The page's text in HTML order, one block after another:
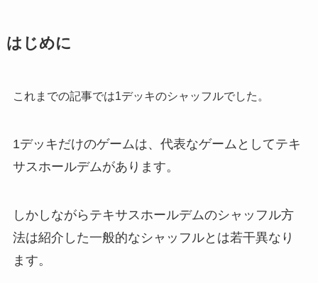
はじめに
これまでの記事では1デッキのシャッフルでした。
1デッキだけのゲームは、代表なゲームとしてテキ
サスホールデムがあります。
しかしながらテキサスホールデムのシャッフル方
法は紹介した一般的なシャッフルとは若干異なり
ます。